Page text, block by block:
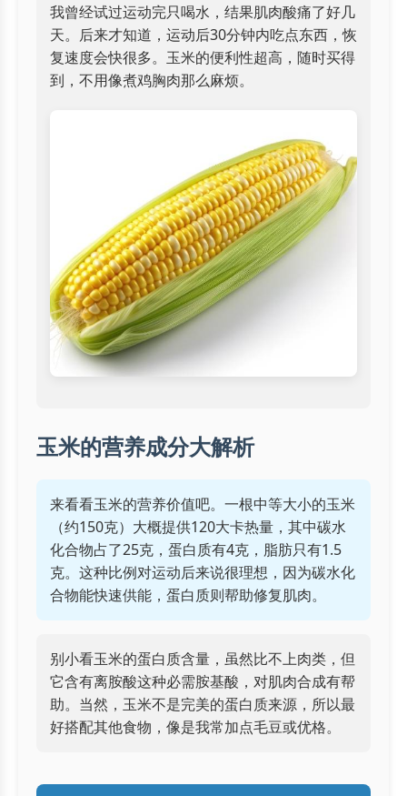
我曾经试过运动完只喝水，结果肌肉酸痛了好几
天。后来才知道，运动后30分钟内吃点东西，恢
复速度会快很多。玉米的便利性超高，随时买得
到，不用像煮鸡胸肉那么麻烦。
玉米的营养成分大解析
来看看玉米的营养价值吧。一根中等大小的玉米
（约150克）大概提供120大卡热量，其中碳水
化合物占了25克，蛋白质有4克，脂肪只有1.5
克。这种比例对运动后来说很理想，因为碳水化
合物能快速供能，蛋白质则帮助修复肌肉。
别小看玉米的蛋白质含量，虽然比不上肉类，但
它含有离胺酸这种必需胺基酸，对肌肉合成有帮
助。当然，玉米不是完美的蛋白质来源，所以最
好搭配其他食物，像是我常加点毛豆或优格。